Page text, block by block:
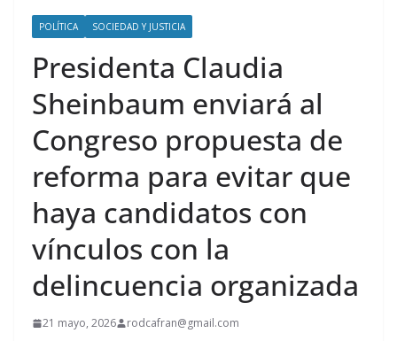
POLÍTICA SOCIEDAD Y JUSTICIA
Presidenta Claudia
Sheinbaum enviará al
Congreso propuesta de
reforma para evitar que
haya candidatos con
vínculos con la
delincuencia organizada
21 mayo, 2026 rodcafran@gmail.com